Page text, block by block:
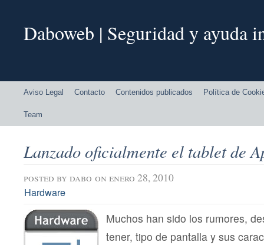
Daboweb | Seguridad y ayuda
Aviso Legal Contacto Contenidos publicados Política de
Team
Lanzado oficialmente el tablet de
posted by dabo on enero 28, 2010
Hardware
Muchos han sido los rumores,
tener, tipo de pantalla y sus